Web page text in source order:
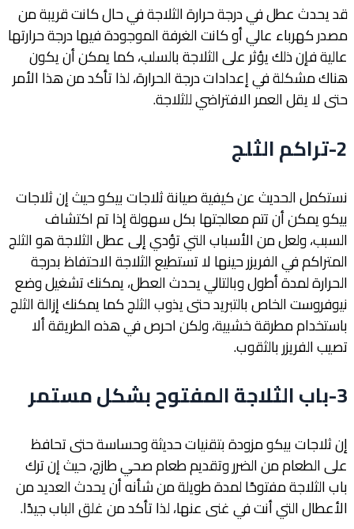
قد يحدث عطل في درجة حرارة الثلاجة في حال كانت قريبة من
مصدر كهرباء عالي أو كانت الغرفة الموجودة فيها درجة حرارتها
عالية فإن ذلك يؤثر على الثلاجة بالسلب، كما يمكن أن يكون
هناك مشكلة في إعدادات درجة الحرارة، لذا تأكد من هذا الأمر
حتى لا يقل العمر الافتراضي للثلاجة.
2-تراكم الثلج
نستكمل الحديث عن كيفية صيانة ثلاجات بيكو حيث إن ثلاجات
بيكو يمكن أن تتم معالجتها بكل سهولة إذا تم اكتشاف
السبب، ولعل من الأسباب التي تؤدي إلى عطل الثلاجة هو الثلج
المتراكم في الفريزر حينها لا تستطيع الثلاجة الاحتفاظ بدرجة
الحرارة لمدة أطول وبالتالي يحدث العطل، يمكنك تشغيل وضع
نيوفروست الخاص بالتبريد حتى يذوب الثلج كما يمكنك إزالة الثلج
باستخدام مطرقة خشبية، ولكن احرص في هذه الطريقة ألا
تصيب الفريزر بالثقوب.
3-باب الثلاجة المفتوح بشكل مستمر
إن ثلاجات بيكو مزودة بتقنيات حديثة وحساسة حتى تحافظ
على الطعام من الضرر وتقديم طعام صحي طازج، حيث إن ترك
باب الثلاجة مفتوحًا لمدة طويلة من شأنه أن يحدث العديد من
الأعطال التي أنت في غنى عنها، لذا تأكد من غلق الباب جيدًا.